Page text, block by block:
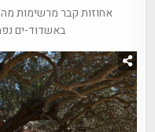
אחוזות קבר מרשימות
באשדוד-ים